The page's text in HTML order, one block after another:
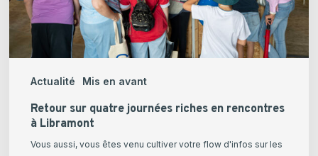
Actualité Mis en avant
Libramont
Retour sur quatre journées riches en rencontres
à Libramont
Vous aussi, vous êtes venu cultiver votre flow d'infos sur les